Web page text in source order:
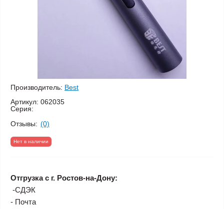
Производитель: Best
Артикул: 062035
Серия:
Отзывы: (0)
Нет в наличии
Отгрузка с г. Ростов-на-Дону:
-СДЭК
- Почта